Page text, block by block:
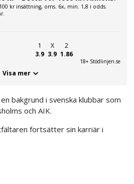
kr insättning, oms. 6x, min. 1,8 i odds.
1
3.9
X
3.9
2
1.86
18+ Stödlinjen.se
Visa mer
bakgrund i svenska klubbar som
och AIK.
fortsätter sin karriär i